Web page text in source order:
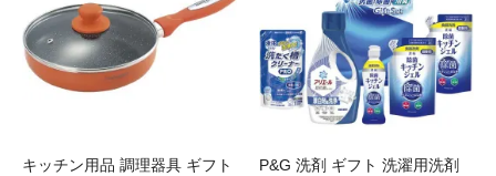
キッチン用品 調理器具 ギフト
P&G 洗剤 ギフト 洗濯用洗剤